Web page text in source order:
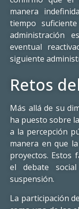
manera
tiempo
administración
eventual
siguiente
Retos
Más allá de su
ha puesto sobre
a la percepción
manera en que
proyectos. Estos
el debate
suspensión.
La participación